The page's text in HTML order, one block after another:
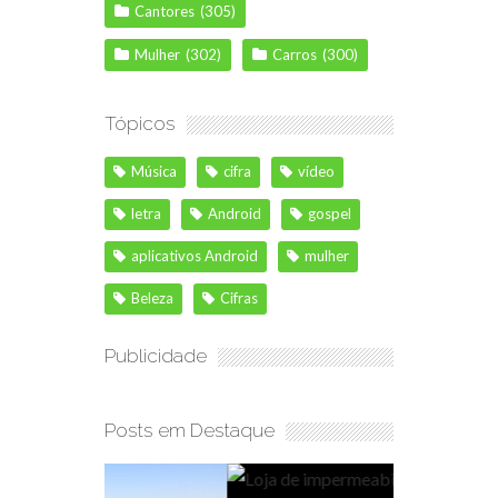
Cantores (305)
Mulher (302) Carros (300)
Tópicos
Música cifra vídeo
letra Android gospel
aplicativos Android mulher
Beleza Cifras
Publicidade
Posts em Destaque